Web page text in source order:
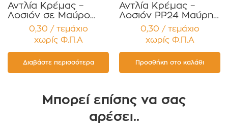
Αντλία Κρέμας –
Λοσιόν σε Μαύρο
Γυαλιστερό Χρώμα
PP24 Συσκευασία 12
τεμαχίων
0,30 / τεμάχιο
χωρίς Φ.Π.Α
Διαβάστε περισσότερα
Αντλία Κρέμας –
Λοσιόν PP24 Μαύρη
Τύπου Pop-Up για
Κρέμες,
Σαμπουάν,Αντισηπτικά
Απολυμαντικά
Συσκευασία 12
τεμαχίων
0,30 / τεμάχιο
χωρίς Φ.Π.Α
Προσθήκη στο καλάθι
Μπορεί επίσης να σας
αρέσει..